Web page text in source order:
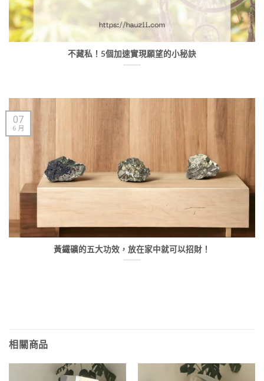
不藏私！5個加速實現願望的小秘訣
黃鐵礦的五大功效，放在家中就可以招財！
07
6 月
相關商品